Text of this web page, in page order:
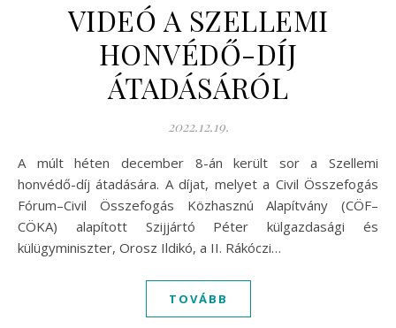
VIDEÓ A SZELLEMI
HONVÉDŐ-DÍJ
ÁTADÁSÁRÓL
2022.12.19.
A múlt héten december 8-án került sor a Szellemi
honvédő-díj átadására. A díjat, melyet a Civil Összefogás
Fórum–Civil Összefogás Közhasznú Alapítvány (CÖF–
CÖKA) alapított Szijjártó Péter külgazdasági és
külügyminiszter, Orosz Ildikó, a II. Rákóczi…
TOVÁBB